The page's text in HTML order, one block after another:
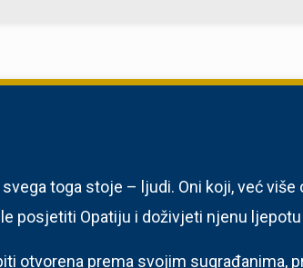
toga stoje – ljudi. Oni koji, već više
posjetiti Opatiju i doživjeti njenu ljepotu
otvorena prema svojim sugrađanima,